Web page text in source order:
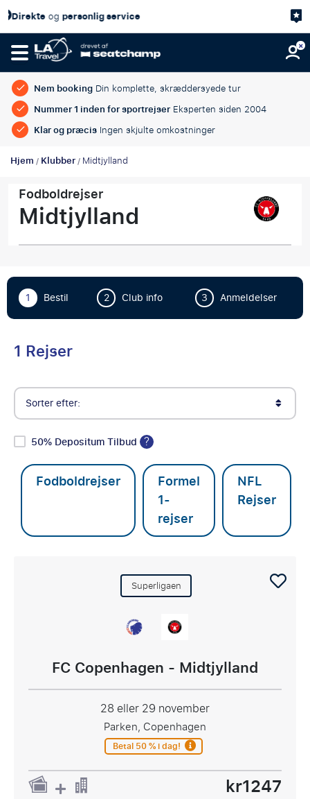
service
Nem bookingDin komplette, skræddersyede tur
Nummer 1 inden for sportrejserEksperten siden 2004
Klar og præcisIngen skjulte omkostninger
Hjem/Klubber/Midtjylland
Fodboldrejser
Midtjylland
1 Bestil 2 Club info 3 Anmeldelser
1 Rejser
Sorter efter:
50% Depositum Tilbud ?
Fodboldrejser Formel
1-
rejser
NFL
Rejser
Superligaen
FC Copenhagen - Midtjylland
28 eller 29 november
Parken, Copenhagen
Betal 50 % i dag!
kr1247